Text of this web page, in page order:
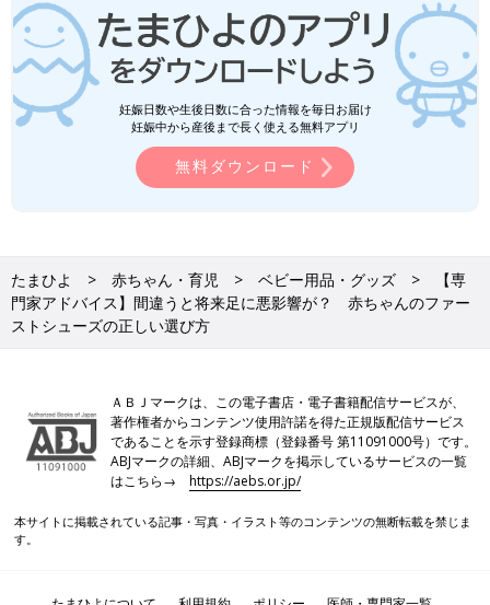
中敷きが取り外せると、足のサイズ確認がしやすくおすすめで
す。また、中敷きだけを洗うことができ、衛生的に使えます。履
いていないときは中敷きを取り出し、中敷きのつま先を上にして
リットとは
妊娠日数や生後日数に合った情報を毎日お届け
妊娠中から産後まで長く使える無料アプリ
無料ダウンロード
たまひよ 赤ちゃん・育児 ベビー用品・グッズ
【専
門家アドバイス】間違うと将来足に悪影響が？ 赤ちゃんのファー
ストシューズの正しい選び方
ＡＢＪマークは、この電子書店・電子書籍配信サービスが、
著作権者からコンテンツ使用許諾を得た正規版配信サービス
であることを示す登録商標（登録番号 第11091000号）です。
ABJマークの詳細、ABJマークを掲示しているサービスの一覧
はこちら→https://aebs.or.jp/
本サイトに掲載されている記事・写真・イラスト等のコンテンツの無断転載を禁じま
す。